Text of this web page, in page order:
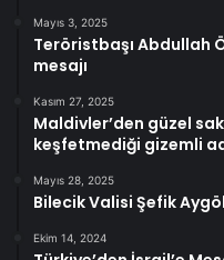
Mayıs 3, 2025
Teröristbaşı Abdullah
mesajı
Kasım 27, 2025
Maldivler’den güzel
keşfetmediği gizemli
Mayıs 28, 2025
Bilecik Valisi Şefik
Ekim 14, 2024